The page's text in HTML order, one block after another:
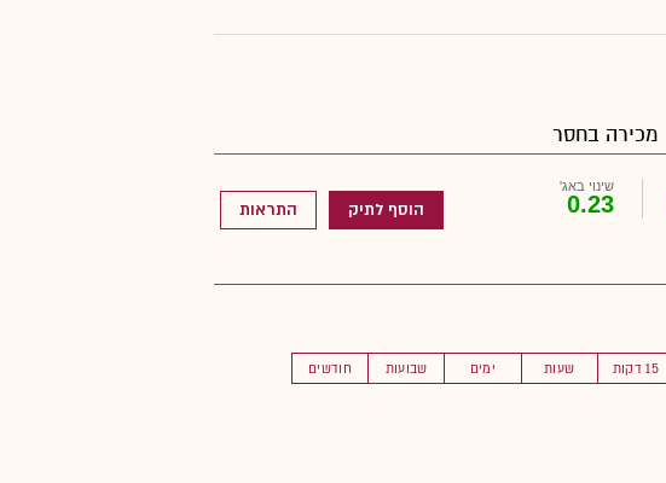
מכירה בחסר
שינוי באג'
0.23 הוסף לתיק התראות
חודשים שבועות ימים שעות 15 דקות